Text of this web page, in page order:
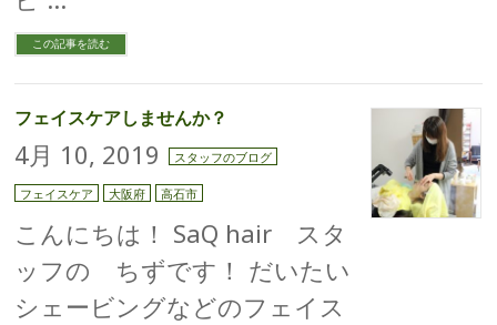
この記事を読む
フェイスケアしませんか？
4月 10, 2019 スタッフのブログ
フェイスケア 大阪府 高石市
こんにちは！ SaQ hair スタ
ッフの ちずです！ だいたい
シェービングなどのフェイス